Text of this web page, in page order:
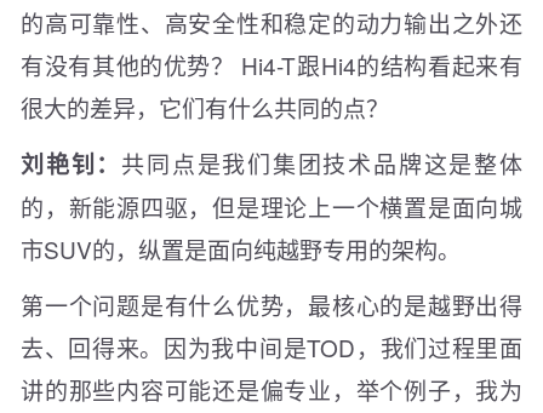
的高可靠性、高安全性和稳定的动力输出之外还
有没有其他的优势？ Hi4-T跟Hi4的结构看起来有
很大的差异，它们有什么共同的点？
刘艳钊： 共同点是我们集团技术品牌这是整体
的，新能源四驱，但是理论上一个横置是面向城
市SUV的，纵置是面向纯越野专用的架构。
第一个问题是有什么优势，最核心的是越野出得
去、回得来。因为我中间是TOD，我们过程里面
讲的那些内容可能还是偏专业，举个例子，我为